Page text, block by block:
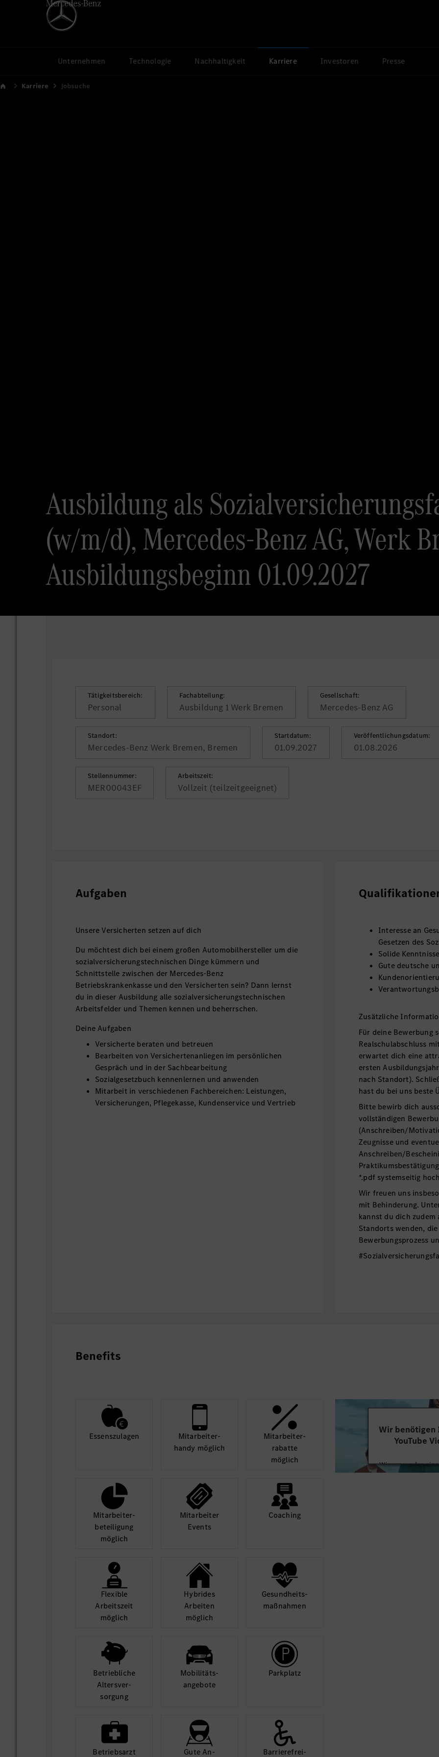
Unternehmen Technologie Nachhaltigkeit Karriere Investoren Presse
Karriere Jobsuche
Ausbildung als
(w/m/d), Mercedes-Benz AG, Werk
Ausbildungsbeginn 01.09.2027
Tätigkeitsbereich:
Personal
Fachabteilung:
Ausbildung 1 Werk Bremen
Gesellschaft:
Mercedes-Benz AG
Standort:
Mercedes-Benz Werk Bremen, Bremen
Startdatum:
01.09.2027
Veröffentlichungsdatum:
01.08.2026
Stellennummer:
MER00043EF
Arbeitszeit:
Vollzeit (teilzeitgeeignet)
Aufgaben
Unsere Versicherten setzen auf dich
Du möchtest dich bei einem großen Automobilhersteller um die
sozialversicherungstechnischen Dinge kümmern und
Schnittstelle zwischen der Mercedes-Benz
Betriebskrankenkasse und den Versicherten sein? Dann lernst
du in dieser Ausbildung alle sozialversicherungstechnischen
Arbeitsfelder und Themen kennen und beherrschen.
Deine Aufgaben
Versicherte beraten und betreuen
Bearbeiten von Versichertenanliegen im persönlichen
Gespräch und in der Sachbearbeitung
Sozialgesetzbuch kennenlernen und anwenden
Mitarbeit in verschiedenen Fachbereichen: Leistungen,
Versicherungen, Pflegekasse, Kundenservice und Vertrieb
Interesse an
Gesetzen des
Solide
Gute deutsche
Zusätzliche
Für deine Bewerbung
Realschulabschluss
erwartet dich eine
ersten
nach Standort).
hast du bei uns beste
Bitte bewirb dich
vollständigen
(Anschreiben/
Zeugnisse und
Anschreiben/
*.pdf systemseitig
Wir freuen uns
mit Behinderung.
kannst du dich
Standorts wenden,
Bewerbungsprozess
Benefits
Essens­zulagen
Mit­arbeiter­
handy möglich
Mit­arbeiter­
rabatte
möglich
Mit­arbeiter­
beteili­gung
möglich
Mit­arbeiter
Events
Coaching
Flexible
Arbeits­zeit
möglich
Hybrides
Arbeiten
möglich
Gesund­heits­
maß­nahmen
Betrieb­liche
Alters­ver­
sorgung
Mobilitäts­
angebote
Park­platz
Betriebs­arzt Gute An­ Barriere­frei­
Wir benötigen
YouTube
Wir verwenden
Videoinhalte